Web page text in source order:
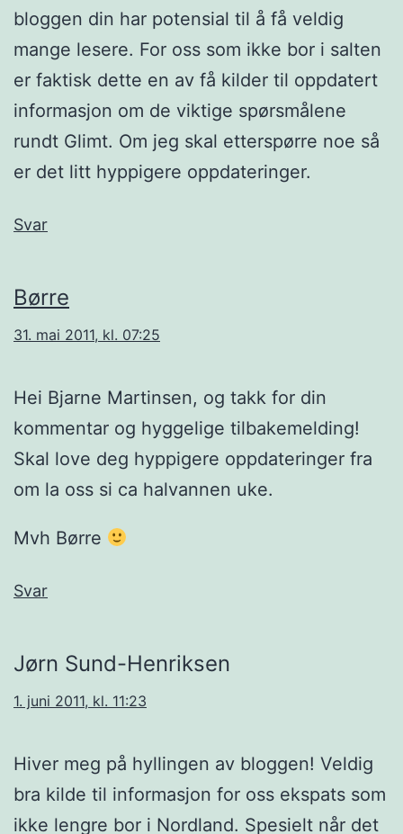
bloggen din har potensial til å få veldig
mange lesere. For oss som ikke bor i salten
er faktisk dette en av få kilder til oppdatert
informasjon om de viktige spørsmålene
rundt Glimt. Om jeg skal etterspørre noe så
er det litt hyppigere oppdateringer.
Svar
Børre
31. mai 2011, kl. 07:25
Hei Bjarne Martinsen, og takk for din
kommentar og hyggelige tilbakemelding!
Skal love deg hyppigere oppdateringer fra
om la oss si ca halvannen uke.
Mvh Børre
Svar
Jørn Sund-Henriksen
1. juni 2011, kl. 11:23
Hiver meg på hyllingen av bloggen! Veldig
bra kilde til informasjon for oss ekspats som
ikke lengre bor i Nordland. Spesielt når det